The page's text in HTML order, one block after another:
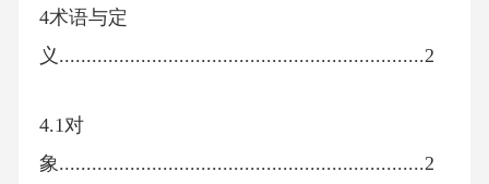
4术语与定
义...................................................................2
4.1对
象...................................................................2